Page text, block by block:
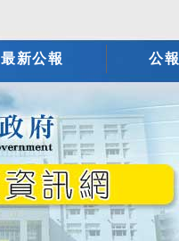
最新公報 公